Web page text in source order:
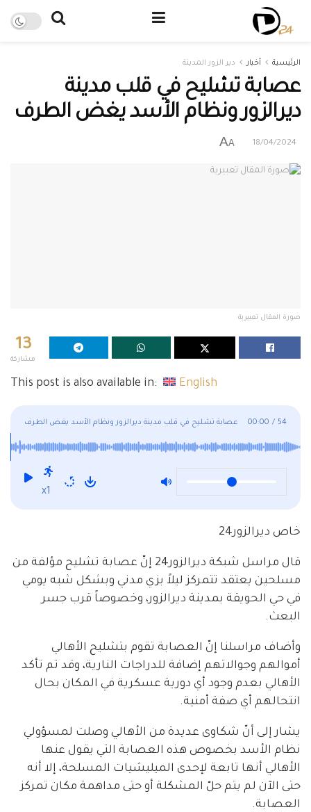
الرئيسية أخبار دير الزور المدينة
عصابة تشليح في قلب مدينة
ديرالزور ونظام الأسد يغض الطرف
18/04/2024
A
A
صورة المقال تعبيرية
13
مشاركة
This post is also available in: English
عصابة تشليح في قلب مدينة ديرالزور ونظام الأسد يغض الطرف 00:00 / 54
x1
خاص ديرالزور24
قال مراسل شبكة ديرالزور24 إنّ عصابة تشليح مؤلفة من
مسلحين يعتقد تتمركز ليلاً بزي مدني وبشكل شبه يومي
في حي الحويقة بمدينة ديرالزور، وخصوصاً قرب جسر
البعث.
وأضاف مراسلنا إنّ العصابة تقوم بتشليح الأهالي
أموالهم وجوالاتهم إضافة للدراجات النارية، وقد تم تأكد
الأهالي بعدم وجود أي دورية عسكرية في المكان بحال
انتحالهم أي صفة أمنية.
يشار إلى أنّ شكاوى عديدة من الأهالي وصلت لمسؤولي
نظام الأسد بخصوص هذه العصابة التي يقول عنها
الأهالي أنها تابعة لإحدى الميليشيات المسلحة، إلا أنه
حتى الآن لم يتم حلّ المشكلة أو حتى مداهمة مكان تمركز
العصابة.